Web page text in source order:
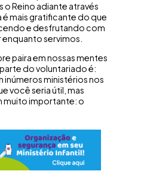
o Reino adiante através
é mais gratificante do que
e desfrutando com
servimos.
paira em nossas mentes
do voluntariado é:
inúmeros ministérios nos
você seria útil, mas
muito importante: o